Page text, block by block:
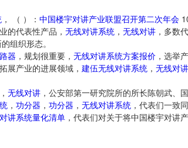
， （ ）： 中国楼宇对讲产业联盟召开第二次年会
的代表性产品， 无线对讲系统 ， 无线对讲 ，多数
组织形态。
器 ，规划很重要， 无线对讲系统方案报价 ，选举
展产业的进展领域， 建伍无线对讲系统 ， 无线对讲
， 无线对讲 ，公安部第一研究院所的所长陈朝武
， 功分器 ， 功分器 ， 无线对讲系统 ，代表们一致
讲系统量化清单 ，代表们对关于将中国楼宇对讲